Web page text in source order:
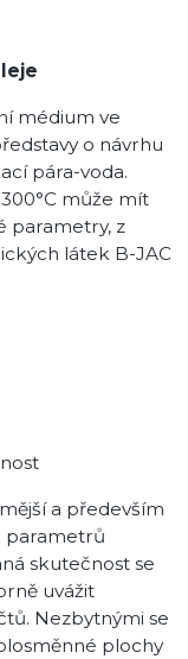
médium ve
o návrhu
pára-voda.
může mít
parametry, z
látek B-JAC
a především
parametrů
skutečnost se
uvážit
Nezbytnými se
plochy